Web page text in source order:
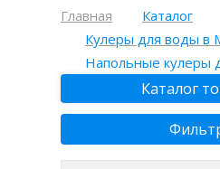
Главная
Каталог
Кулеры для воды в
Напольные кулеры
Каталог